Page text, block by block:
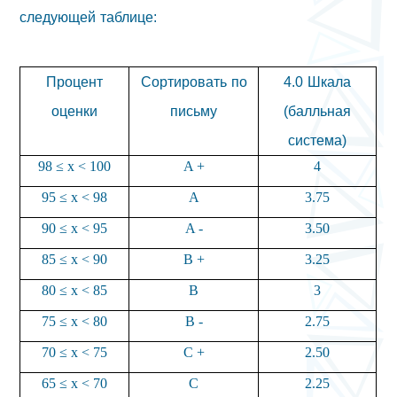
следующей таблице:
Процент
оценки
Сортировать по
письму
4.0 Шкала
(балльная
система)
98 ≤ x < 100 A + 4
95 ≤ x < 98 A 3.75
90 ≤ x < 95 A - 3.50
85 ≤ x < 90 B + 3.25
80 ≤ x < 85 B 3
75 ≤ x < 80 B - 2.75
70 ≤ x < 75 C + 2.50
65 ≤ x < 70 C 2.25